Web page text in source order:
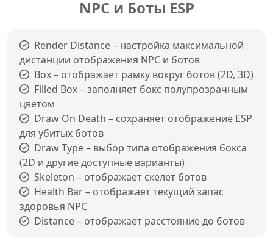
NPC и Боты ESP
Render Distance – настройка максимальной
дистанции отображения NPC и ботов
Box – отображает рамку вокруг ботов (2D, 3D)
Filled Box – заполняет бокс полупрозрачным
цветом
Draw On Death – сохраняет отображение ESP
для убитых ботов
Draw Type – выбор типа отображения бокса
(2D и другие доступные варианты)
Skeleton – отображает скелет ботов
Health Bar – отображает текущий запас
здоровья NPC
Distance – отображает расстояние до ботов